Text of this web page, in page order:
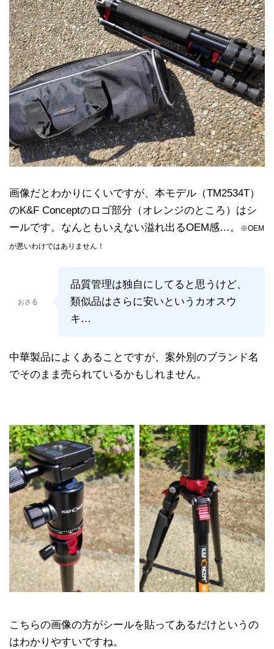
画像だとわかりにくいですが、本モデル（TM2534T）
のK&F Conceptのロゴ部分（オレンジのところ）はシ
ールです。なんともいえない溢れ出るOEM感…。
※OEM
が悪いわけではありません！
おさる
品質管理は独自にしてると思うけど、
類似品はさらに安いというカオスウ
キ…
中華製品によくあることですが、案外別のブランド名
でそのまま売られているかもしれません。
こちらの画像の方がシールを貼ってあるだけというの
はわかりやすいですね。